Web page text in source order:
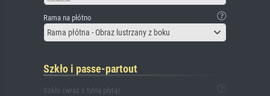
Rama na płótno
Rama płótna - Obraz lustrzany z boku
Szkło i passe-partout
Szkło (wraz z tylną płytą)